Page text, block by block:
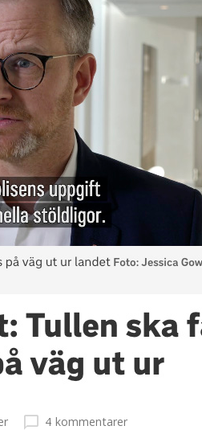
4 kommentarer